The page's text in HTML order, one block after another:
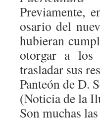
Previamente,
osario del
hubieran
otorgar a los
trasladar sus
Panteón de D.
(Noticia de la
Son muchas